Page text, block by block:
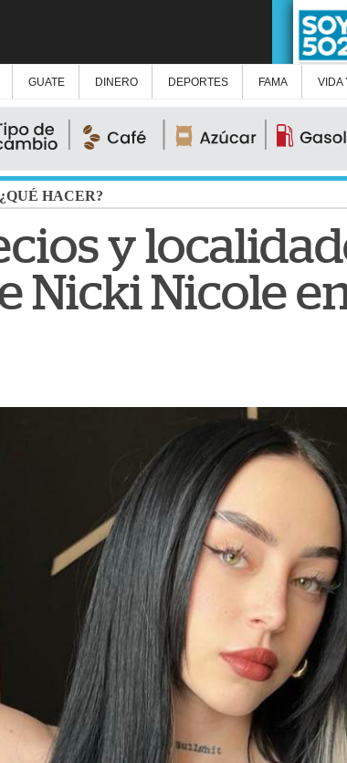
GUATE DINERO DEPORTES FAMA VIDA
¿QUÉ HACER?
y
Nicki Nicole